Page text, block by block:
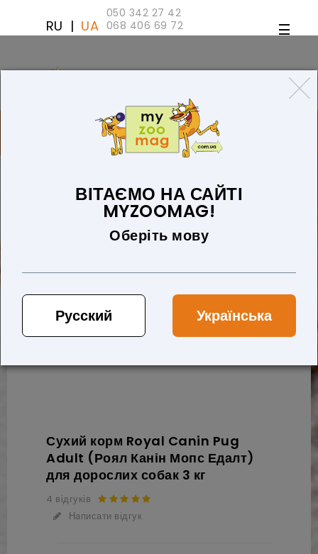
050 342 27 42
068 406 69 72
RU | UA
ТОВАРИ ДЛЯ КІШОК
БЛОГ
ПРО НАС
ТОВАРІВ 0 (0 ГРН)
ВІТАЄМО НА САЙТІ
MYZOOMAG!
Оберіть мову
Русский Українська
Сухий корм Royal Canin Pug
Adult (Роял Канін Мопс Едалт)
для дорослих собак 3 кг
4 відгуків
Написати відгук